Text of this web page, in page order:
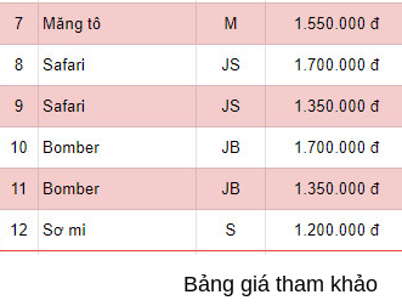
Bảng giá tham khảo